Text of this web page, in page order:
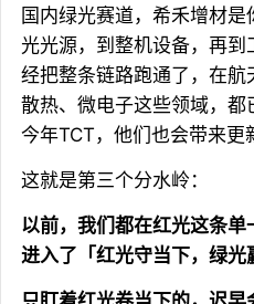
国内绿光赛道，希禾增材
光光源，到整机设备，再
经把整条链路跑通了，在航
散热、微电子这些领域，都
今年TCT，他们也会带来更
这就是第三个分水岭：
以前，我们都在红光这条
进入了「红光守当下，绿光